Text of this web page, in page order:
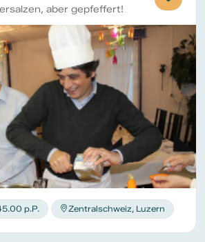
aber gepfeffert!
p.P. Zentralschweiz, Luzern